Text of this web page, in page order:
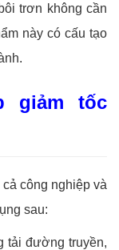
trơn không cần
này có cấu tạo
giảm tốc
công nghiệp và
sau:
tải đường truyền,